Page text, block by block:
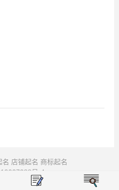
名 店铺起名 商标起名
号-4
-八字取名 2008-2026 版权所有